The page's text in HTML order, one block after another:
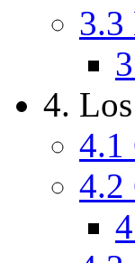
3.3
4.
4.1
4.2